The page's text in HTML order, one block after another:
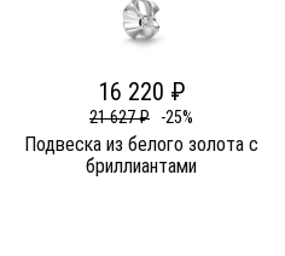
16 220 ₽
21 627 ₽ -25%
Подвеска из белого золота c
бриллиантами